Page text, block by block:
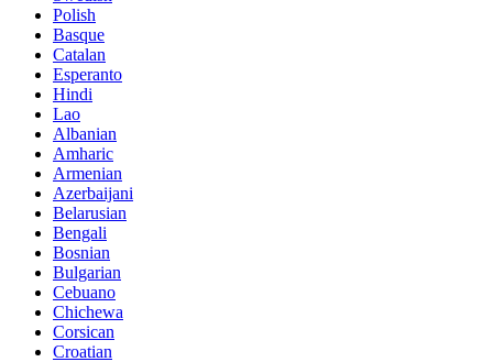
Polish
Basque
Catalan
Esperanto
Hindi
Lao
Albanian
Amharic
Armenian
Azerbaijani
Belarusian
Bengali
Bosnian
Bulgarian
Cebuano
Chichewa
Corsican
Croatian